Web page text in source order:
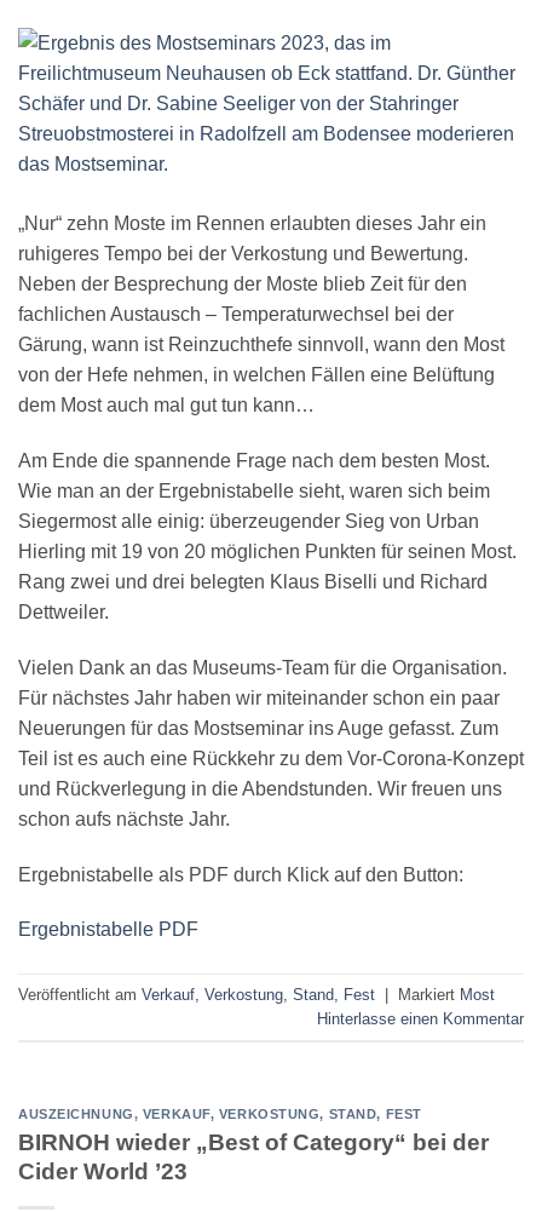
„Nur“ zehn Moste im Rennen erlaubten dieses Jahr ein
ruhigeres Tempo bei der Verkostung und Bewertung.
Neben der Besprechung der Moste blieb Zeit für den
fachlichen Austausch – Temperaturwechsel bei der
Gärung, wann ist Reinzuchthefe sinnvoll, wann den Most
von der Hefe nehmen, in welchen Fällen eine Belüftung
dem Most auch mal gut tun kann…
Am Ende die spannende Frage nach dem besten Most.
Wie man an der Ergebnistabelle sieht, waren sich beim
Siegermost alle einig: überzeugender Sieg von Urban
Hierling mit 19 von 20 möglichen Punkten für seinen Most.
Rang zwei und drei belegten Klaus Biselli und Richard
Dettweiler.
Vielen Dank an das Museums-Team für die Organisation.
Für nächstes Jahr haben wir miteinander schon ein paar
Neuerungen für das Mostseminar ins Auge gefasst. Zum
Teil ist es auch eine Rückkehr zu dem Vor-Corona-Konzept
und Rückverlegung in die Abendstunden. Wir freuen uns
schon aufs nächste Jahr.
Ergebnistabelle als PDF durch Klick auf den Button:
Ergebnistabelle PDF
Veröffentlicht am Verkauf, Verkostung, Stand, Fest | Markiert Most
Hinterlasse einen Kommentar
AUSZEICHNUNG, VERKAUF, VERKOSTUNG, STAND, FEST
BIRNOH wieder „Best of Category“ bei der
Cider World ’23